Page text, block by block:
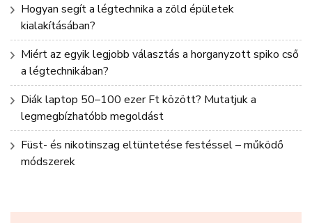
Hogyan segít a légtechnika a zöld épületek
kialakításában?
Miért az egyik legjobb választás a horganyzott spiko cső
a légtechnikában?
Diák laptop 50–100 ezer Ft között? Mutatjuk a
legmegbízhatóbb megoldást
Füst- és nikotinszag eltüntetése festéssel – működő
módszerek